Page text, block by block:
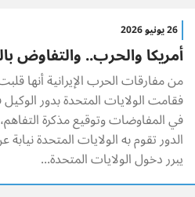
26 يونيو 2026
أمريكا والحرب.. والتفاوض
من مفارقات الحرب الإيرانية أنها
فقامت الولايات المتحدة بدور
في المفاوضات وتوقيع مذكرة
الدور تقوم به الولايات المتحدة
يبرر دخول الولايات المتحدة...